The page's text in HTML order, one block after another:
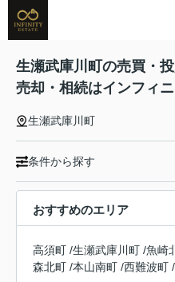
生瀬武庫川町の売買・
売却・相続はインフィ
生瀬武庫川町
条件から探す
おすすめのエリア
高須町 /生瀬武庫川町 /魚崎
森北町 /本山南町 /西難波町 /